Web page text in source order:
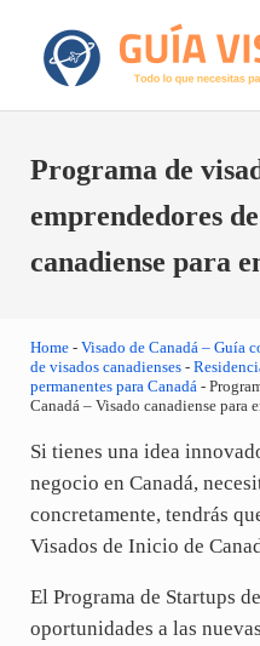
GuiaVisado.com -
Otro sitio realizado con
Programa de
emprendedores
canadiense para
Home- Visado de Canadá – Guía
de visados canadienses-
permanentes para Canadá-
Canadá – Visado canadiense para
Si tienes una idea
negocio en Canadá,
concretamente, tendrás
Visados de Inicio de
El Programa de Startups
oportunidades a las